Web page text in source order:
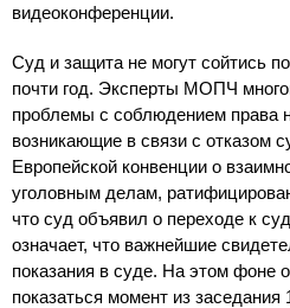
видеоконференции.
Суд и защита не могут сойтись
почти год. Эксперты МОПЧ
проблемы с соблюдением права
возникающие в связи с отказом
Европейской конвенции о
уголовным делам,
что суд объявил о переходе к
означает, что важнейшие
показания в суде. На этом фоне
показаться момент из заседания